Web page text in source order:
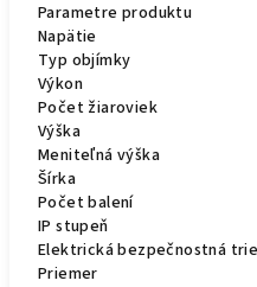
Parametre produktu
Napätie
Typ objímky
Výkon
Počet žiaroviek
Výška
Meniteľná výška
Šírka
Počet balení
IP stupeň
Elektrická bezpečnostná
Priemer